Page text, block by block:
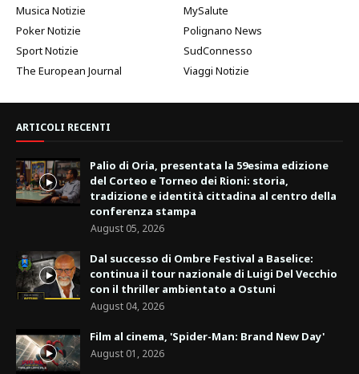
Musica Notizie
MySalute
Poker Notizie
Polignano News
Sport Notizie
SudConnesso
The European Journal
Viaggi Notizie
ARTICOLI RECENTI
Palio di Oria, presentata la 59esima edizione
del Corteo e Torneo dei Rioni: storia,
tradizione e identità cittadina al centro della
conferenza stampa
August 05, 2026
Dal successo di Ombre Festival a Baselice:
continua il tour nazionale di Luigi Del Vecchio
con il thriller ambientato a Ostuni
August 04, 2026
Film al cinema, 'Spider-Man: Brand New Day'
August 01, 2026